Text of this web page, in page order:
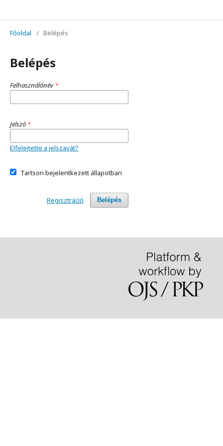
Főoldal / Belépés
Belépés
Felhasználónév*
Jelszó *
Elfelejtette a jelszavát?
Tartson bejelentkezett állapotban
Belépés
Regisztráció